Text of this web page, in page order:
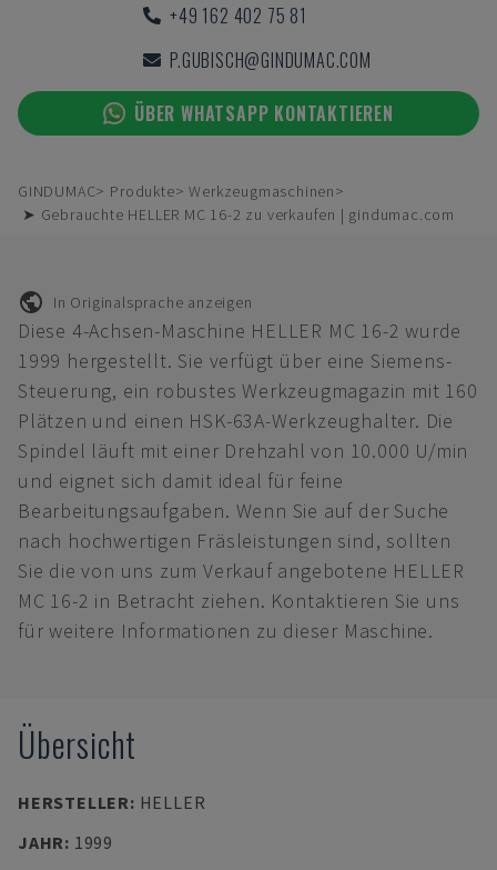
+49 162 402 75 81
P.GUBISCH@GINDUMAC.COM
ÜBER WHATSAPP KONTAKTIEREN
GINDUMAC Produkte
Werkzeugmaschinen
➤ Gebrauchte HELLER MC 16-2 zu verkaufen | gindumac.com
In Originalsprache anzeigen
Diese 4-Achsen-Maschine HELLER MC 16-2 wurde
1999 hergestellt. Sie verfügt über eine Siemens-
Steuerung, ein robustes Werkzeugmagazin mit 160
Plätzen und einen HSK-63A-Werkzeughalter. Die
Spindel läuft mit einer Drehzahl von 10.000 U/min
und eignet sich damit ideal für feine
Bearbeitungsaufgaben. Wenn Sie auf der Suche
nach hochwertigen Fräsleistungen sind, sollten
Sie die von uns zum Verkauf angebotene HELLER
MC 16-2 in Betracht ziehen. Kontaktieren Sie uns
für weitere Informationen zu dieser Maschine.
Übersicht
HERSTELLER: HELLER
JAHR: 1999